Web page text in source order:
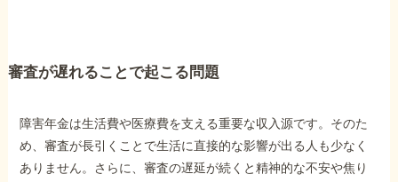
審査が遅れることで起こる問題
障害年金は生活費や医療費を支える重要な収入源です。そのた
め、審査が長引くことで生活に直接的な影響が出る人も少なく
ありません。さらに、審査の遅延が続くと精神的な不安や焦り